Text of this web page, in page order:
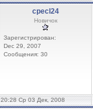
cpecl24
Новичок
Зарегистрирован:
Dec 29, 2007
Сообщения: 30
20:28 Ср 03 Дек, 2008